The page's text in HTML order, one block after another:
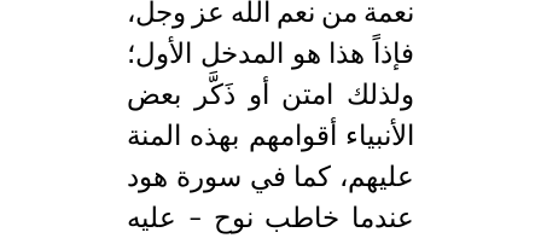
نعمة من نعم الله عز وجل،
فإذاً هذا هو المدخل الأول؛
ولذلك امتن أو ذَكَّر بعض
الأنبياء أقوامهم بهذه المنة
عليهم، كما في سورة هود
عندما خاطب نوح – عليه